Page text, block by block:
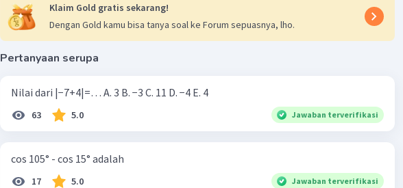
Klaim Gold gratis sekarang!
Dengan Gold kamu bisa tanya soal ke Forum sepuasnya, lho.
Pertanyaan serupa
Nilai dari |−7+4|=… A. 3 B. −3 C. 11 D. −4 E. 4
63 5.0 Jawaban terverifikasi
cos 105° - cos 15° adalah
17 5.0 Jawaban terverifikasi